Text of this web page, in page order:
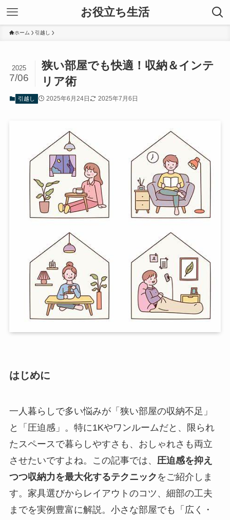
お役立ち生活
ホーム 引越し
狭い部屋でも快適！収納＆インテ
リア術
2025
7/06
引越し 2025年6月24日 2025年7月6日
はじめに
一人暮らしで多い悩みが「狭い部屋の収納不足」
と「圧迫感」。特に1Kやワンルームだと、限られ
たスペースで暮らしやすさも、おしゃれさも両立
させたいですよね。この記事では、 圧迫感を抑え
つつ収納力を最大化するテクニック をご紹介しま
す。家具選びからレイアウトのコツ、細部の工夫
までを実例豊富に解説。小さな部屋でも「広く・